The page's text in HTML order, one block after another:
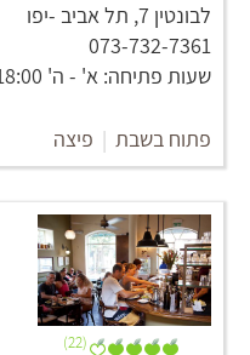
לבונטין 7, תל אביב -יפו
073-732-7361
שעות פתיחה: א' - ה' 18:00 – 23:00 שבת 18:00 - 23:00
פתוח בשבת | פיצה
(22)